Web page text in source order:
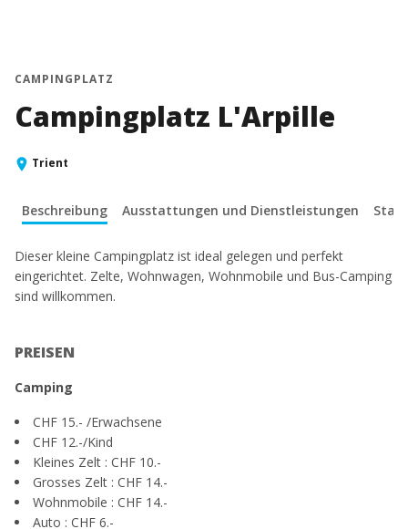
CAMPINGPLATZ
Campingplatz L'Arpille
Trient
Beschreibung Ausstattungen und Dienstleistungen
Dieser kleine Campingplatz ist ideal gelegen und perfekt
eingerichtet. Zelte, Wohnwagen, Wohnmobile und Bus-Camping
sind willkommen.
PREISEN
Camping
CHF 15.- /Erwachsene
CHF 12.-/Kind
Kleines Zelt : CHF 10.-
Grosses Zelt : CHF 14.-
Wohnmobile : CHF 14.-
Auto : CHF 6.-